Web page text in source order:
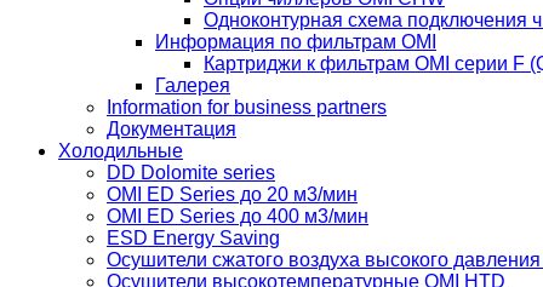
Одноконтурная схема подключения
Информация по фильтрам OMI
Картриджи к фильтрам OMI серии F
Галерея
Information for business partners
Документация
Холодильные
DD Dolomite series
OMI ED Series до 20 м3/мин
OMI ED Series до 400 м3/мин
ESD Energy Saving
Осушители сжатого воздуха высокого
Осушители высокотемпературные OMI HTD